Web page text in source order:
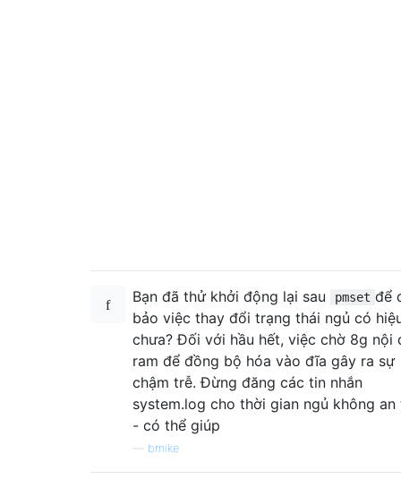
Bạn đã thử khởi động lại sau pmset để
bảo việc thay đổi trạng thái ngủ có
chưa? Đối với hầu hết, việc chờ 8g nội
ram để đồng bộ hóa vào đĩa gây ra sự
chậm trễ. Đừng đăng các tin nhắn
system.log cho thời gian ngủ không an
- có thể giúp
bmike